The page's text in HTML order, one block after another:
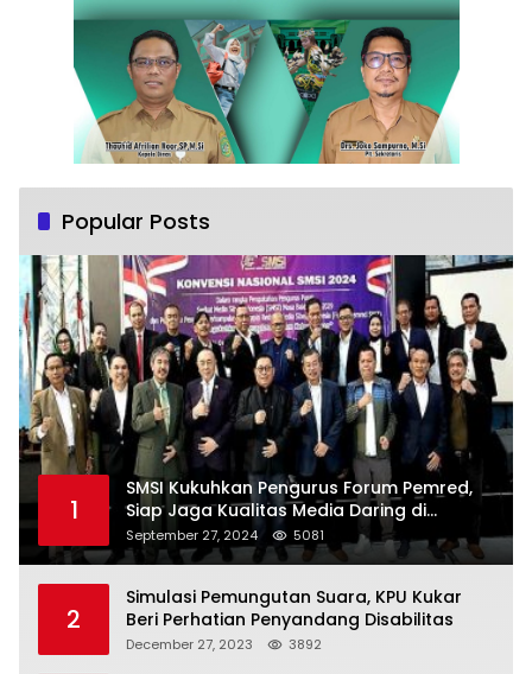
Popular Posts
1
SMSI Kukuhkan Pengurus Forum Pemred,
Siap Jaga Kualitas Media Daring di
Indonesia
September 27, 2024 5081
2
Simulasi Pemungutan Suara, KPU Kukar
Beri Perhatian Penyandang Disabilitas
December 27, 2023 3892